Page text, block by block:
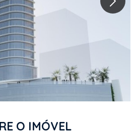
O IMÓVEL